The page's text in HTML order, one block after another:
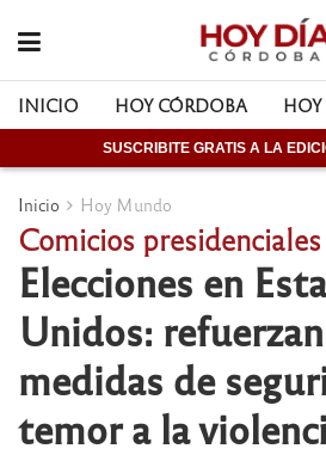
INICIO HOY CÓRDOBA HOY
SUSCRIBITE GRATIS A LA
Inicio Hoy Mundo
Comicios presidenciales
Elecciones en
Unidos:
medidas de
temor a la